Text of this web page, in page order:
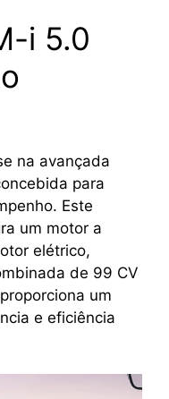
i 5.0
na avançada
para
Este
um motor a
elétrico,
de 99 CV
um
e eficiência